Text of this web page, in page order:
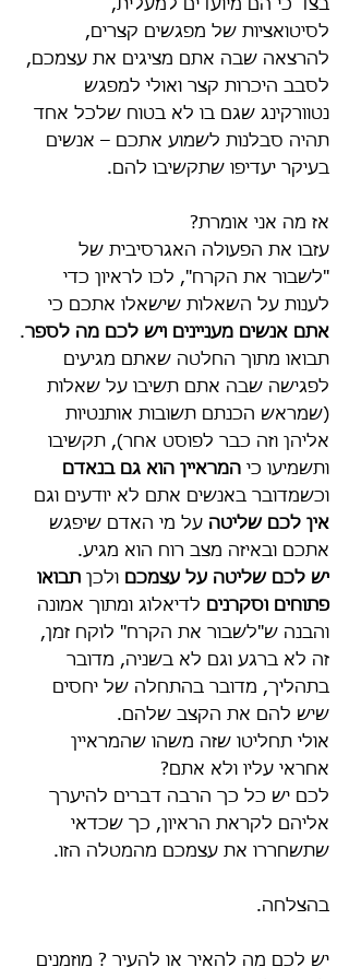
בצד כי הם מיועדים למעלית,
לסיטואציות של מפגשים קצרים,
להרצאה שבה אתם מציגים את עצמכם,
לסבב היכרות קצר ואולי למפגש
נטוורקינג שגם בו לא בטוח שלכל אחד
תהיה סבלנות לשמוע אתכם – אנשים
בעיקר יעדיפו שתקשיבו להם.
אז מה אני אומרת?
עזבו את הפעולה האגרסיבית של
"לשבור את הקרח", לכו לראיון כדי
לענות על השאלות שישאלו אתכם כי
אתם אנשים מעניינים ויש לכם מה לספר.
תבואו מתוך החלטה שאתם מגיעים
לפגישה שבה אתם תשיבו על שאלות
(שמראש הכנתם תשובות אותנטיות
אליהן וזה כבר לפוסט אחר), תקשיבו
ותשמיעו כי המראיין הוא גם בנאדם
וכשמדובר באנשים אתם לא יודעים וגם
אין לכם שליטה על מי האדם שיפגש
אתכם ובאיזה מצב רוח הוא מגיע.
יש לכם שליטה על עצמכם ולכן תבואו
פתוחים וסקרנים לדיאלוג ומתוך אמונה
והבנה ש"לשבור את הקרח" לוקח זמן,
זה לא ברגע וגם לא בשניה, מדובר
בתהליך, מדובר בהתחלה של יחסים
שיש להם את הקצב שלהם.
אולי תחליטו שזה משהו שהמראיין
אחראי עליו ולא אתם?
לכם יש כל כך הרבה דברים להיערך
אליהם לקראת הראיון, כך שכדאי
שתשחררו את עצמכם מהמטלה הזו.
בהצלחה.
יש לכם מה להאיר או להעיר ? מוזמנים